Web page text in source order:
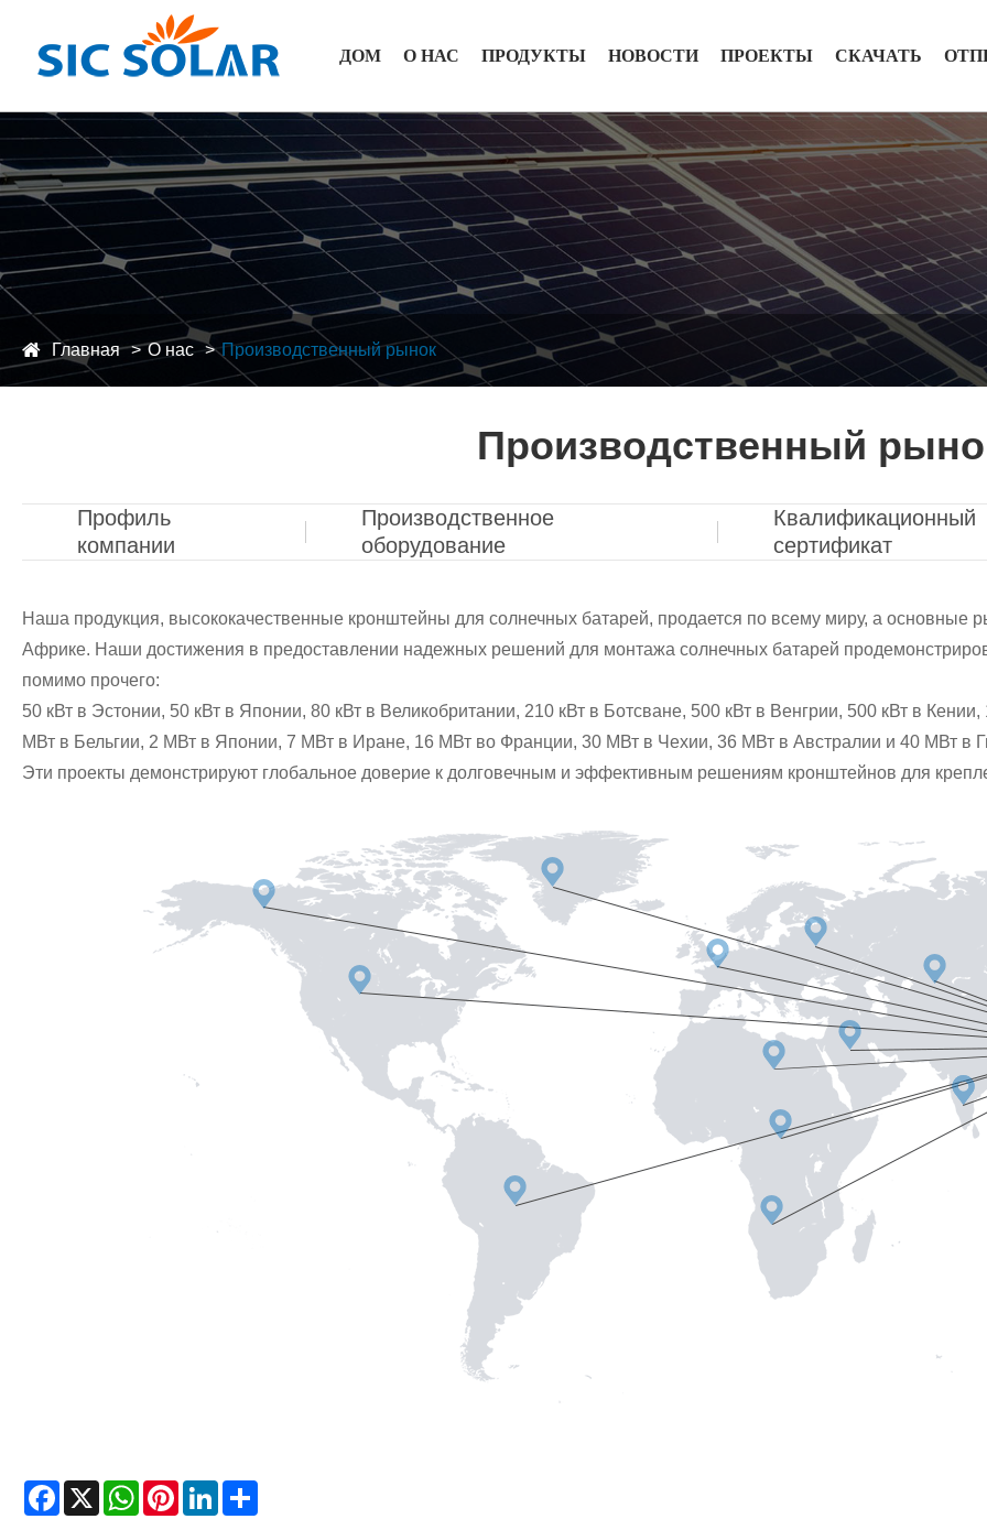
ДОМ О НАС ПРОДУКТЫ НОВОСТИ ПРОЕКТЫ СКАЧАТЬ
Главная О нас Производственный рынок
Производственный
Профиль
компании
Производственное
оборудование
Квалификационный
сертификат
Наша продукция, высококачественные кронштейны для солнечных батарей, продается по всему миру, а основные
Африке. Наши достижения в предоставлении надежных решений для монтажа солнечных батарей
помимо прочего:
50 кВт в Эстонии, 50 кВт в Японии, 80 кВт в Великобритании, 210 кВт в Ботсване, 500 кВт в Венгрии, 500 кВт в
МВт в Бельгии, 2 МВт в Японии, 7 МВт в Иране, 16 МВт во Франции, 30 МВт в Чехии, 36 МВт в Австралии и 40 МВт в
Эти проекты демонстрируют глобальное доверие к долговечным и эффективным решениям кронштейнов для
Facebook
X WhatsAppPinterestLinkedIn